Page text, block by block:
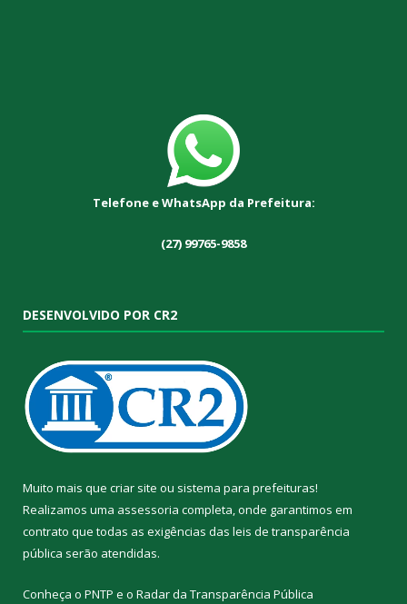
Telefone e WhatsApp da Prefeitura:
(27) 99765-9858
DESENVOLVIDO POR CR2
Muito mais que criar site ou sistema para prefeituras!
Realizamos uma assessoria completa, onde garantimos em
contrato que todas as exigências das leis de transparência
pública serão atendidas.
Conheça o PNTP e o Radar da Transparência Pública